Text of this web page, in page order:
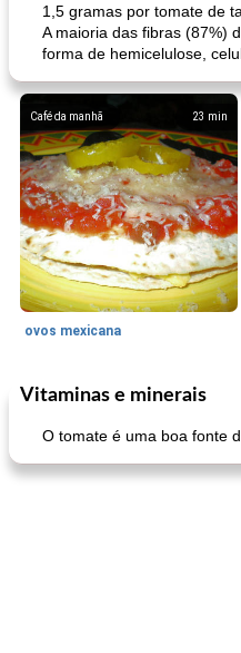
1,5 gramas por tomate de
A maioria das fibras (87%)
forma de hemicelulose,
23 min
Café da manhã
ovos mexicana
130
Pães De Fermento
Vitaminas e minerais
O tomate é uma boa fonte